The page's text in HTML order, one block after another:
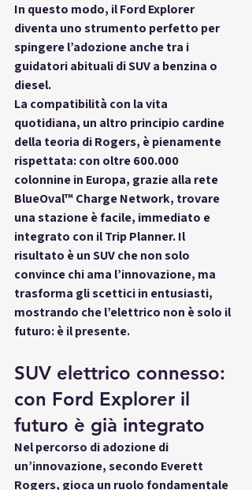
In questo modo, il Ford Explorer
diventa uno strumento perfetto per
spingere l’adozione anche tra i
guidatori abituali di SUV a benzina o
diesel.
La compatibilità con la vita
quotidiana, un altro principio cardine
della teoria di Rogers, è pienamente
rispettata: con oltre 600.000
colonnine in Europa, grazie alla rete
BlueOval™ Charge Network, trovare
una stazione è facile, immediato e
integrato con il Trip Planner. Il
risultato è un SUV che non solo
convince chi ama l’innovazione, ma
trasforma gli scettici in entusiasti,
mostrando che l’elettrico non è solo il
futuro: è il presente.
SUV elettrico connesso:
con Ford Explorer il
futuro è già integrato
Nel percorso di adozione di
un’innovazione, secondo Everett
Rogers, gioca un ruolo fondamentale